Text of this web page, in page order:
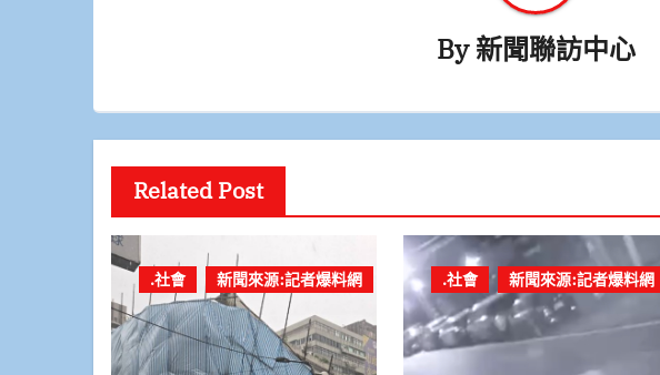
By新聞聯訪中心
Related Post
.社會 新聞來源:記者爆料網 .社會 新聞來源:記者爆料網